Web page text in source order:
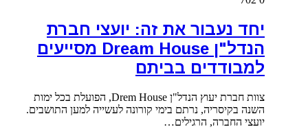
יחד נעבור את זה: יועצי חברת
הנדל"ן Dream House מסייעים
למבודדים בביתם
צוות חברת יעוץ הנדל"ן Drem House, הפועלת בכל ימות
השנה בקיסריה, נרתם בימי קורונה לעשייה למען התושבים.
יועצי החברה, הרגילים…